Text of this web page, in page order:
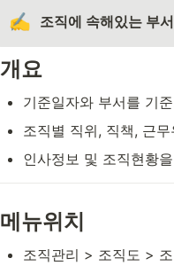
✍️ 조직에 속해있는 부
개요
기준일자와 부서를 기
조직별 직위, 직책, 근
인사정보 및 조직현황
메뉴위치
조직관리 > 조직도 >